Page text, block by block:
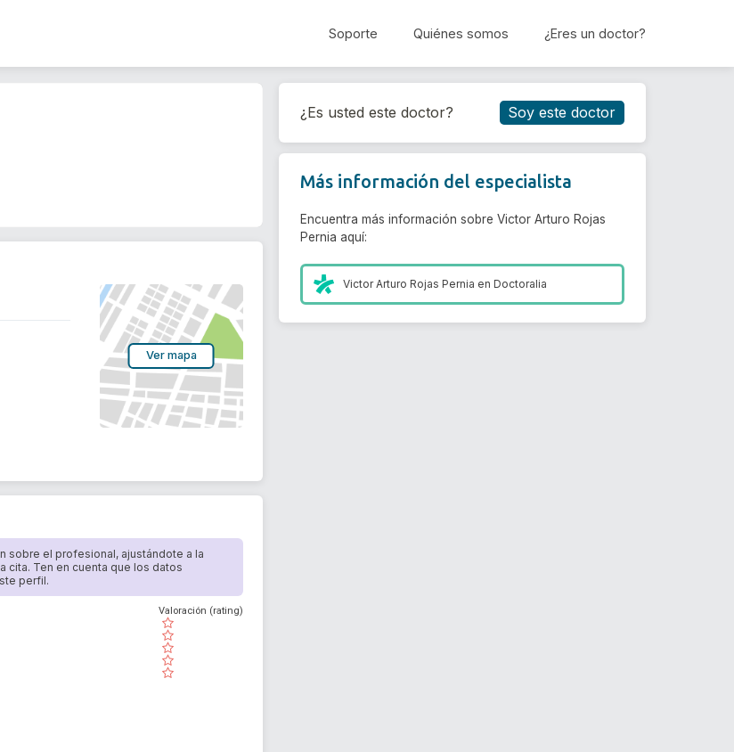
Soporte Quiénes somos ¿Eres un doctor?
Reservar cita
Ver mapa
sobre el profesional, ajustándote a la
cita. Ten en cuenta que los datos
perfil.
( )
( )
( )
( )
( )
Valoración (rating)
¿Es usted este doctor? Soy este doctor
Más información del especialista
Encuentra más información sobre Victor Arturo Rojas
Pernia aquí:
Victor Arturo Rojas Pernia enDoctoralia